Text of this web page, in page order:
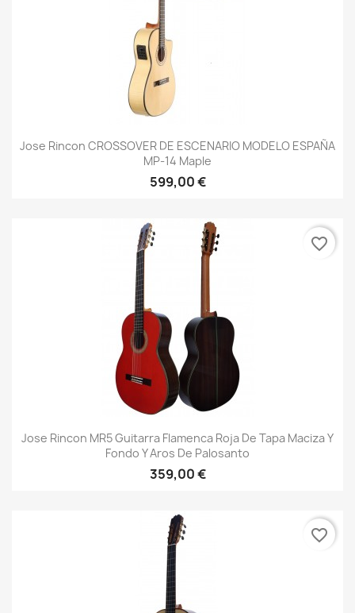
Jose Rincon CROSSOVER DE ESCENARIO MODELO ESPAÑA
MP-14 Maple
599,00 €
Jose Rincon MR5 Guitarra Flamenca Roja De Tapa Maciza Y
Fondo Y Aros De Palosanto
359,00 €
favorite_border
favorite_border